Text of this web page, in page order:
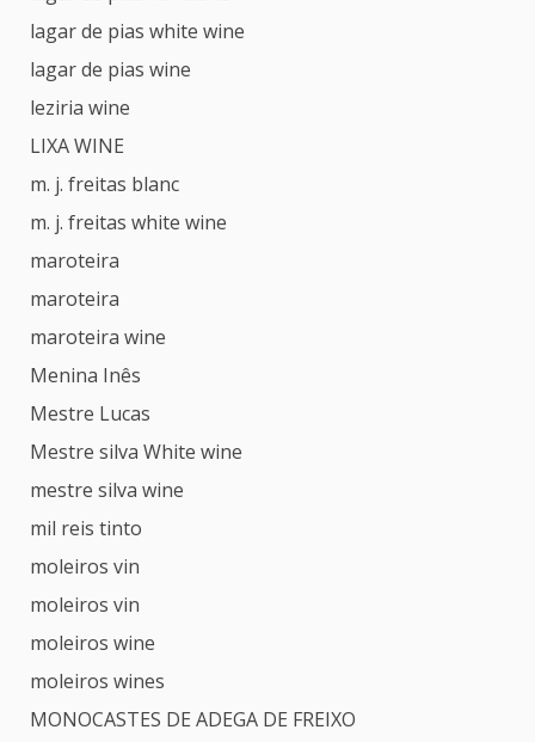
lagar de pias white wine
lagar de pias wine
leziria wine
LIXA WINE
m. j. freitas blanc
m. j. freitas white wine
maroteira
maroteira
maroteira wine
Menina Inês
Mestre Lucas
Mestre silva White wine
mestre silva wine
mil reis tinto
moleiros vin
moleiros vin
moleiros wine
moleiros wines
MONOCASTES DE ADEGA DE FREIXO